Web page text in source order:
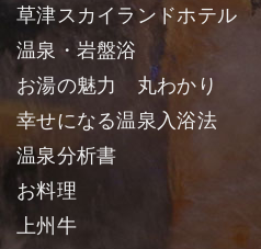
草津スカイランドホテル
温泉・岩盤浴
お湯の魅力 丸わかり
幸せになる温泉入浴法
温泉分析書
お料理
上州牛